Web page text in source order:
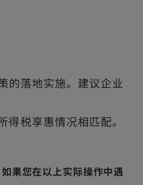
的落地实施。建议企业
税享惠情况相匹配。
果您在以上实际操作中遇